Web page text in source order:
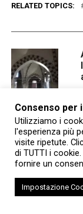
RELATED TOPICS:
Consenso per
Utilizziamo i
l'esperienza più
visite ripetute.
di TUTTI i
fornire un
Impostazione